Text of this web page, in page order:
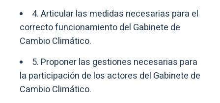
4. Articular las medidas necesarias para el
correcto funcionamiento del Gabinete de
Cambio Climático.
5. Proponer las gestiones necesarias para
la participación de los actores del Gabinete de
Cambio Climático.